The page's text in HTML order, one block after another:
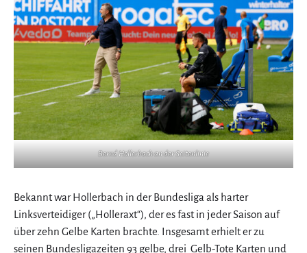
Bernd Hollerbach an der Seitenlinie
Bekannt war Hollerbach in der Bundesliga als harter
Linksverteidiger („Holleraxt“), der es fast in jeder Saison auf
über zehn Gelbe Karten brachte. Insgesamt erhielt er zu
seinen Bundesligazeiten 93 gelbe, drei Gelb-Tote Karten und